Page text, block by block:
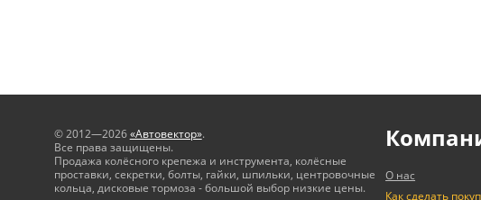
О нас
Как сделать
© 2012—2026«Автовектор».
Все права защищены.
Продажа колёсного крепежа и инструмента, колёсные
проставки, секретки, болты, гайки, шпильки, центровочные
кольца, дисковые тормоза - большой выбор низкие цены.